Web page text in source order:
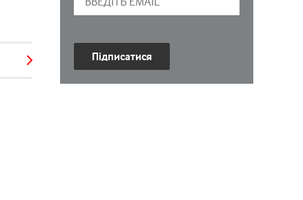
Підписатися